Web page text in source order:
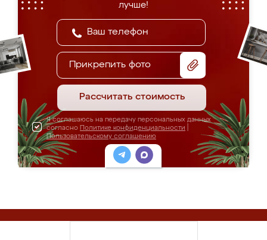
лучше!
Прикрепить фото
Рассчитать стоимость
Я соглашаюсь на передачу персональных данных
согласно Политике конфиденциальности
Пользовательскому соглашению